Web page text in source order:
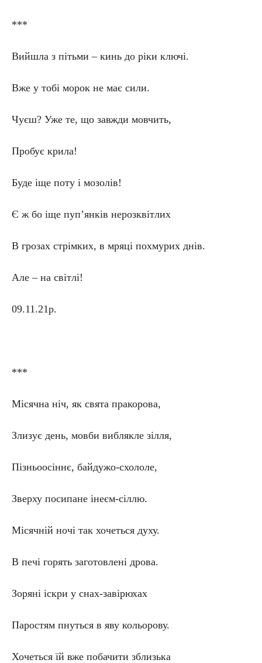
***
Вийшла з пітьми – кинь до ріки ключі.
Вже у тобі морок не має сили.
Чуєш? Уже те, що завжди мовчить,
Пробує крила!
Буде іще поту і мозолів!
Є ж бо іще пуп’янків нерозквітлих
В грозах стрімких, в мряці похмурих днів.
Але – на світлі!
09.11.21р.
***
Місячна ніч, як свята пракорова,
Злизує день, мовби виблякле зілля,
Пізньоосіннє, байдужо-схололе,
Зверху посипане інеєм-сіллю.
Місячній ночі так хочеться духу.
В печі горять заготовлені дрова.
Зоряні іскри у снах-завірюхах
Паростям пнуться в яву кольорову.
Хочеться їй вже побачити зблизька